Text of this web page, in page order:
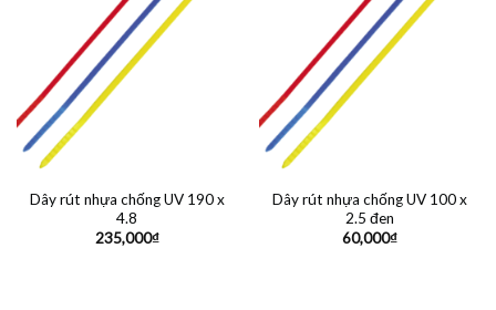
Dây rút nhựa chống UV 190 x
4.8
235,000₫
Dây rút nhựa chống UV 100 x
2.5 đen
60,000₫